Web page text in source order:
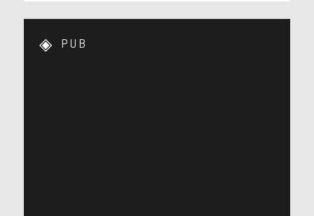
PUB